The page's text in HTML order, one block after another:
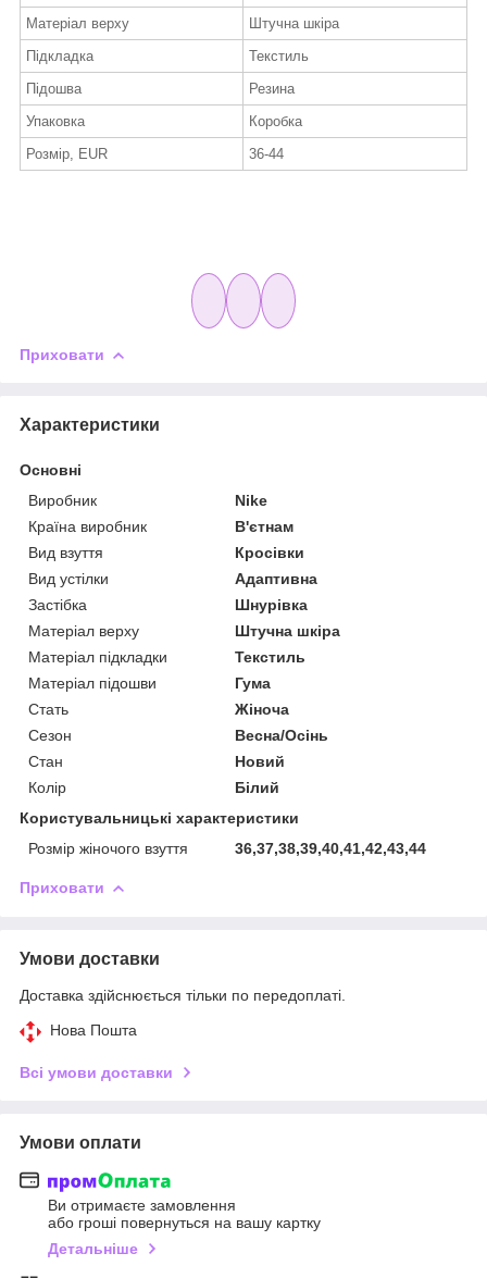
Матеріал верху
Штучна шкіра
Підкладка
Текстиль
Підошва
Резина
Упаковка
Коробка
Розмір, EUR
36-44
Приховати
Характеристики
Основні
Виробник
Nike
Країна виробник
В'єтнам
Вид взуття
Кросівки
Вид устілки
Адаптивна
Застібка
Шнурівка
Матеріал верху
Штучна шкіра
Матеріал підкладки
Текстиль
Матеріал підошви
Гума
Стать
Жіноча
Сезон
Весна/Осінь
Стан
Новий
Колір
Білий
Користувальницькі характеристики
Розмір жіночого взуття
36,37,38,39,40,41,42,43,44
Приховати
Умови доставки
Доставка здійснюється тільки по передоплаті.
Нова Пошта
Всі умови доставки
Умови оплати
Ви отримаєте замовлення
або гроші повернуться на вашу картку
Детальніше